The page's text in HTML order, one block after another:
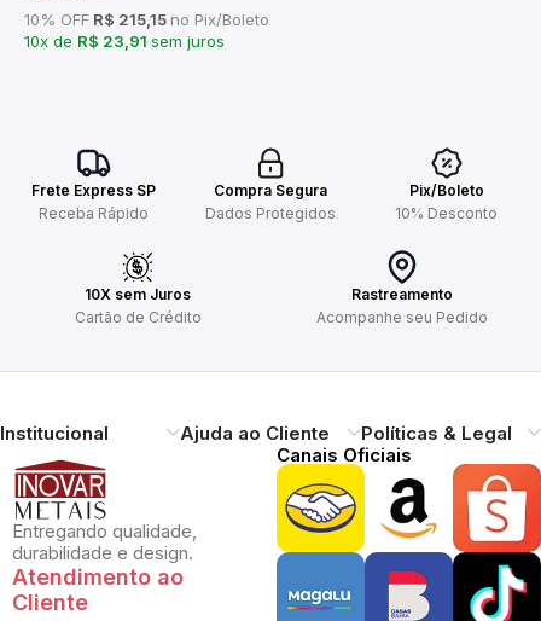
10% OFF R$ 215,15 no Pix/Boleto
10x de R$ 23,91 sem juros
Frete Express SP
Receba Rápido
Compra Segura
Dados Protegidos
Pix/Boleto
10% Desconto
10X sem Juros
Cartão de Crédito
Rastreamento
Acompanhe seu Pedido
Institucional Ajuda ao Cliente Políticas & Legal
Entregando qualidade,
durabilidade e design.
Atendimento ao
Cliente
Canais Oficiais